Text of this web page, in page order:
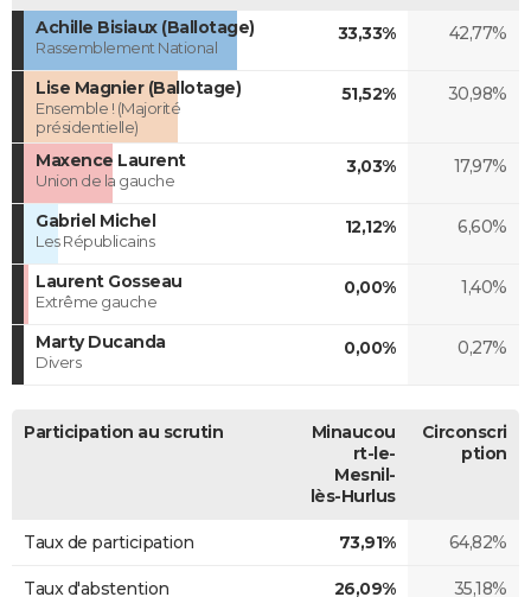
Achille Bisiaux (Ballotage)
Rassemblement National
33,33% 42,77%
Lise Magnier (Ballotage)
Ensemble ! (Majorité
présidentielle)
51,52% 30,98%
Maxence Laurent
Union de la gauche
3,03% 17,97%
Gabriel Michel
Les Républicains
12,12% 6,60%
Laurent Gosseau
Extrême gauche
0,00% 1,40%
Marty Ducanda
Divers
0,00% 0,27%
Participation au scrutin
Minaucou
rt-le-
Mesnil-
lès-Hurlus
Circonscri
ption
Taux de participation 73,91% 64,82%
Taux d'abstention 26,09% 35,18%